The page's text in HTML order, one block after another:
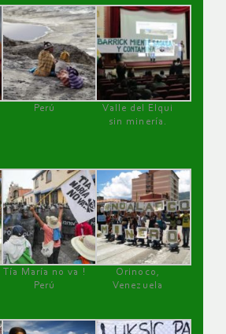
Perú
Valle del Elqui
sin minería.
Tía María no va !
Perú
Orinoco,
Venezuela